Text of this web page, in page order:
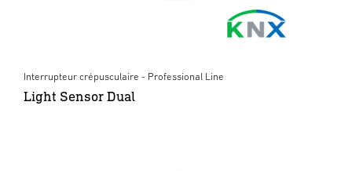
Interrupteur crépusculaire - Professional Line
Light Sensor Dual